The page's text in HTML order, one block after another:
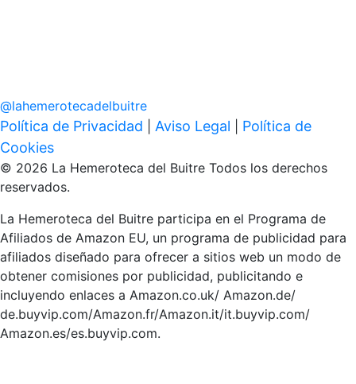
@lahemerotecadelbuitre
Política de Privacidad Aviso Legal
Política de
Cookies
© 2026 La Hemeroteca del Buitre Todos los derechos
reservados.
La Hemeroteca del Buitre participa en el Programa de
Afiliados de Amazon EU, un programa de publicidad para
afiliados diseñado para ofrecer a sitios web un modo de
obtener comisiones por publicidad, publicitando e
incluyendo enlaces a Amazon.co.uk/ Amazon.de/
de.buyvip.com/Amazon.fr/Amazon.it/it.buyvip.com/
Amazon.es/es.buyvip.com.